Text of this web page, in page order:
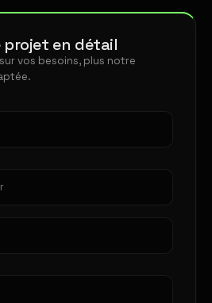
projet en détail
vos besoins, plus notre